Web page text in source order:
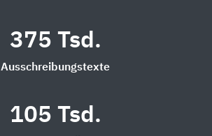
375 Tsd.
Ausschreibungstexte
105 Tsd.